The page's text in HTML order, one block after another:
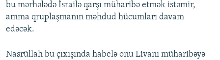
bu mərhələdə İsrailə qarşı müharibə etmək istəmir,
amma qruplaşmanın məhdud hücumları davam
edəcək.
Nasrüllah bu çıxışında habelə onu Livanı müharibəyə